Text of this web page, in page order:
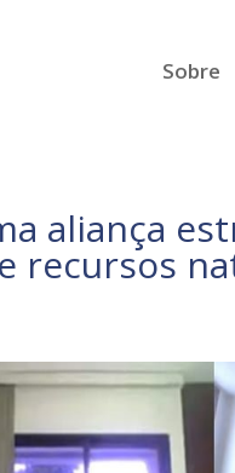
Sobre
aliança
recursos